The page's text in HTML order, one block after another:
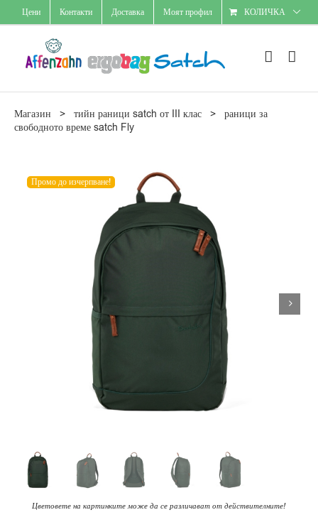
Skip
to
Цени Контакти Доставка Моят профил КОЛИЧКА
Магазин > тийн раници satch от III клас > раници за
свободното време satch Fly
Промо до изчерпване!
Цветовете на картинките може да се различават от действителните!